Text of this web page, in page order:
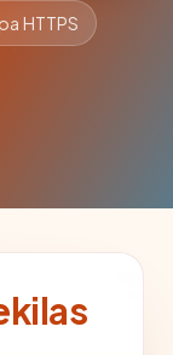
HTTPS